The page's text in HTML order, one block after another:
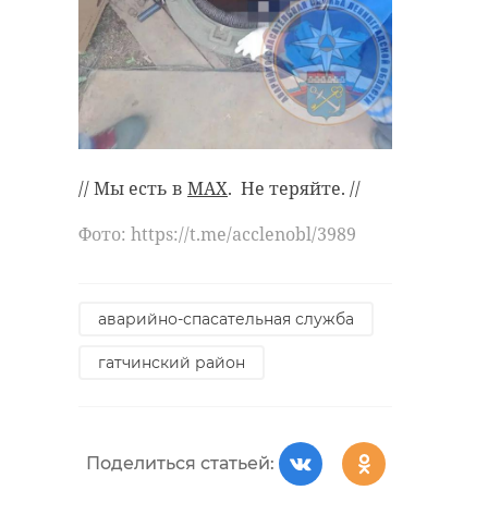
// Мы есть в MAX. Не теряйте. //
Фото: https://t.me/acclenobl/3989
аварийно-спасательная служба
гатчинский район
Поделиться статьей: